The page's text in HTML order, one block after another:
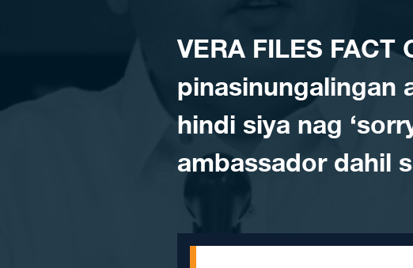
VERA FILES
pinasinungalingan
hindi siya nag
ambassador dahil